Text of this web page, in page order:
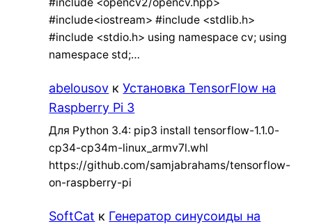
#include<iostream> #include <stdlib.h>
#include <stdio.h> using namespace cv; using
namespace std;…
abelousov кУстановка TensorFlow на
Raspberry Pi 3
Для Python 3.4: pip3 install tensorflow-1.1.0-
cp34-cp34m-linux_armv7l.whl
https://github.com/samjabrahams/tensorflow-
on-raspberry-pi
SoftCat к Генератор синусоиды на